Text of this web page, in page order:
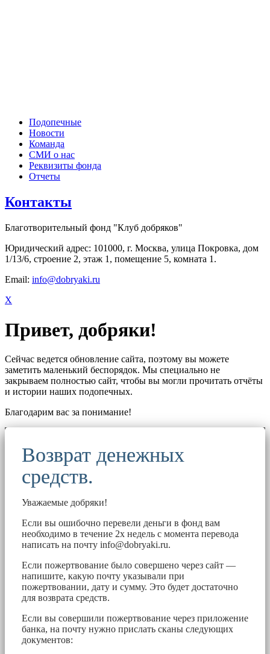
Подопечные
Новости
Команда
СМИ о нас
Реквизиты фонда
Отчеты
Контакты
Благотворительный фонд "Клуб добряков"
Юридический адрес: 101000, г. Москва, улица Покровка, дом
1/13/6, строение 2, этаж 1, помещение 5, комната 1.
Email: info@dobryaki.ru
X
Привет, добряки!
Сейчас ведется обновление сайта, поэтому вы можете
заметить маленький беспорядок. Мы специально не
закрываем полностью сайт, чтобы вы могли прочитать отчёты
и истории наших подопечных.
Благодарим вас за понимание!
Возврат денежных
средств.
Уважаемые добряки!
Если вы ошибочно перевели деньги в фонд вам
необходимо в течение 2х недель с момента перевода
написать на почту info@dobryaki.ru.
Если пожертвование было совершено через сайт —
напишите, какую почту указывали при
пожертвовании, дату и сумму. Это будет достаточно
для возврата средств.
Если вы совершили пожертвование через приложение
банка, на почту нужно прислать сканы следующих
документов: